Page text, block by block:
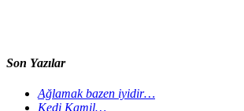
Son Yazılar
Ağlamak bazen iyidir…
Kedi Kamil…